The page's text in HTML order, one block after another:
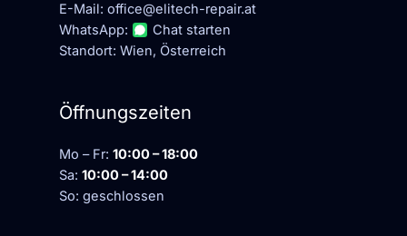
E-Mail: office@elitech-repair.at
WhatsApp:
Chat starten
Standort: Wien, Österreich
Öffnungszeiten
Mo – Fr: 10:00 – 18:00
Sa: 10:00 – 14:00
So: geschlossen